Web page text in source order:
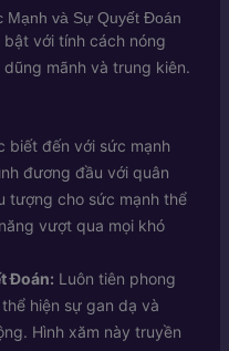
Mạnh và Sự Quyết Đoán
với tính cách nóng
mãnh và trung kiên.
biết đến với sức mạnh
đương đầu với quân
tượng cho sức mạnh thể
vượt qua mọi khó
Đoán: Luôn tiên phong
hiện sự gan dạ và
Hình xăm này truyền